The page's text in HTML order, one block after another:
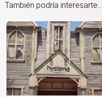
También podría interesarte...